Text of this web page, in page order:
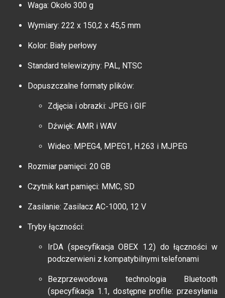
Waga: Około 300 g
Wymiary: 222 x 150,2 x 45,5 mm
Kolor: Biały perłowy
Standard telewizyjny: PAL, NTSC
Dopuszczalne formaty plików:
Zdjęcia i obrazki: JPEG i GIF
Dźwięk: AMR i WAV
Wideo: MPEG4, MPEG1, H.263 i MJPEG
Rozmiar pamięci: 20 GB
Czytnik kart pamięci: MMC, SD
Zasilanie: Zasilacz AC-1000, 12 V
Tryby łączności:
IrDA (specyfikacja OBEX 1.2) do łączności w
podczerwieni z kompatybilnymi telefonami
Bezprzewodowa technologia Bluetooth
(specyfikacja 1.1, dostępne profile: przesyłania